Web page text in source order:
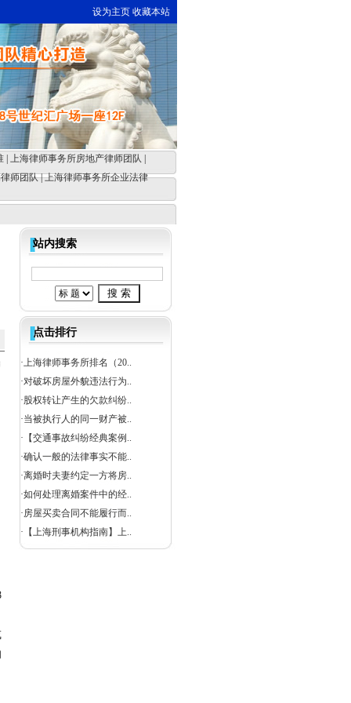
设为主页 收藏本站
上海律师事务所房地产律师团队
师团队 | 上海律师事务所企业法律
站内搜索
点击排行
·上海律师事务所排名（20..
·对破坏房屋外貌违法行为..
·股权转让产生的欠款纠纷..
·当被执行人的同一财产被..
· 【交通事故纠纷经典案例..
·确认一般的法律事实不能..
·离婚时夫妻约定一方将房..
·如何处理离婚案件中的经..
·房屋买卖合同不能履行而..
· 【上海刑事机构指南】上..